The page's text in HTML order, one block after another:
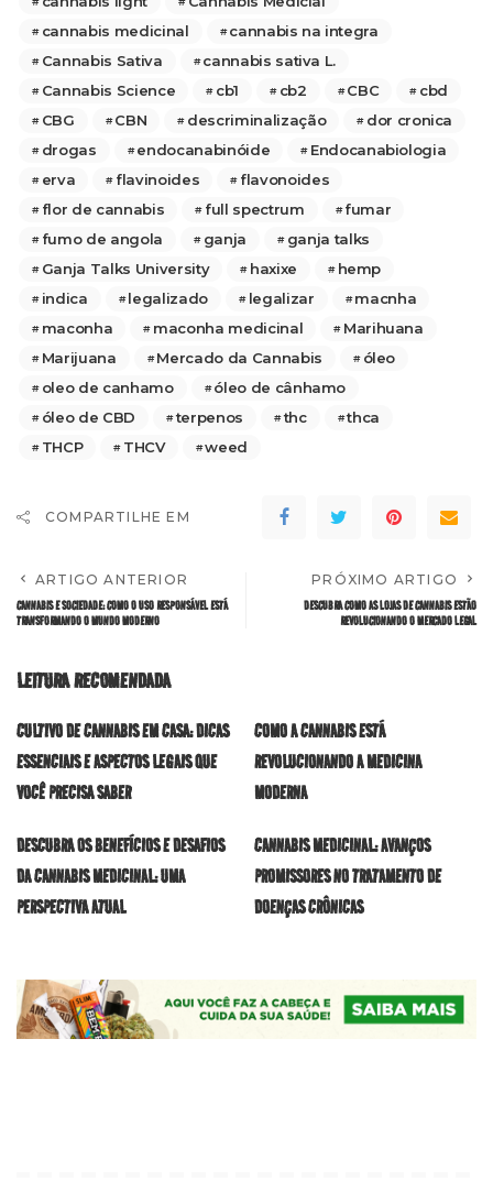
cannabis medicinal
cannabis na integra
Cannabis Sativa
cannabis sativa L.
Cannabis Science
cb1 cb2 CBC
cbd
CBG
CBN descriminalização
dor cronica
drogas
endocanabinóide
Endocanabiologia
erva
flavinoides
flavonoides
flor de cannabis
full spectrum
fumar
fumo de angola
ganja
ganja talks
Ganja Talks University
haxixe
hemp
indica
legalizado legalizar
macnha
maconha
maconha medicinal
Marihuana
Marijuana
Mercado da Cannabis
óleo
oleo de canhamo
óleo de cânhamo
óleo de CBD
terpenos thc
thca
THCP
THCV weed
COMPARTILHE EM
ARTIGO ANTERIOR
CANNABIS E SOCIEDADE: COMO O USO RESPONSÁVEL ESTÁ
TRANSFORMANDO O MUNDO MODERNO
PRÓXIMO ARTIGO
DESCUBRA COMO AS LOJAS DE CANNABIS ESTÃO
REVOLUCIONANDO O MERCADO LEGAL
LEITURA RECOMENDADA
CULTIVO DE CANNABIS EM CASA: DICAS
ESSENCIAIS E ASPECTOS LEGAIS QUE
VOCÊ PRECISA SABER
COMO A CANNABIS ESTÁ
REVOLUCIONANDO A MEDICINA
MODERNA
DESCUBRA OS BENEFÍCIOS E DESAFIOS
DA CANNABIS MEDICINAL: UMA
PERSPECTIVA ATUAL
CANNABIS MEDICINAL: AVANÇOS
PROMISSORES NO TRATAMENTO DE
DOENÇAS CRÔNICAS